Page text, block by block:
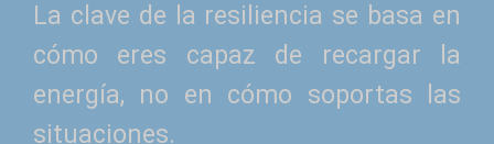
La clave de la resiliencia se basa en
cómo eres capaz de recargar la
energía, no en cómo soportas las
situaciones.